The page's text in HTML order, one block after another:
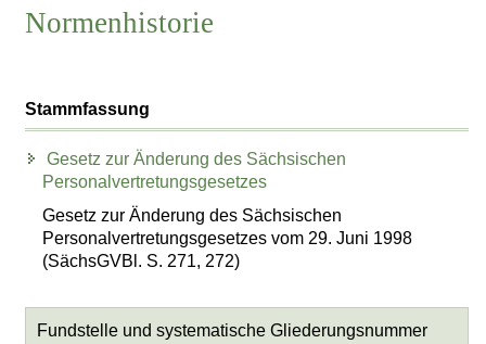
Normenhistorie
Stammfassung
Gesetz zur Änderung des Sächsischen
Personalvertretungsgesetzes
Gesetz zur Änderung des Sächsischen
Personalvertretungsgesetzes vom 29. Juni 1998
(SächsGVBl. S. 271, 272)
Fundstelle und systematische Gliederungsnummer